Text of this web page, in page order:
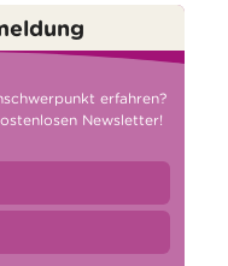
erfahren?
Newsletter!